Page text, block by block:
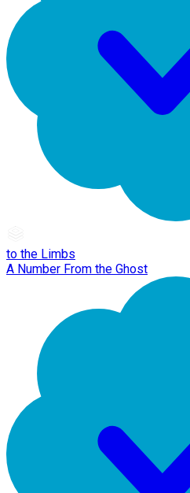
to the Limbs
A Number From the Ghost